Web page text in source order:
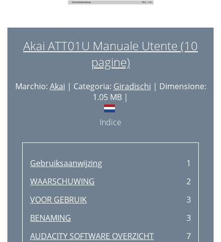
Akai ATT01U Manuale Utente (10
pagine)
Marchio: Akai | Categoria: Giradischi | Dimensione:
1.05 MB |
Indice
Gebruiksaanwijzing
1
WAARSCHUWING
2
VOOR GEBRUIK
3
BENAMING
3
AUDACITY SOFTWARE OVERZICHT
7